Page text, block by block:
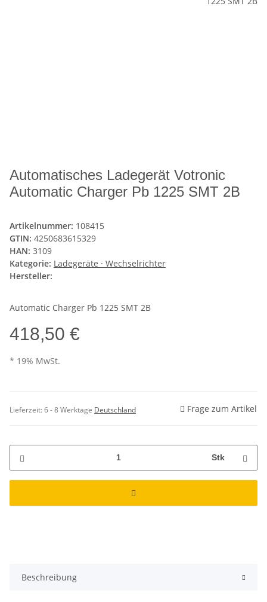
Automatisches Ladegerät Votronic
Automatic Charger Pb 1225 SMT 2B
Artikelnummer: 108415
GTIN: 4250683615329
HAN: 3109
Kategorie: Ladegeräte · Wechselrichter
Hersteller:
Automatic Charger Pb 1225 SMT 2B
418,50 €
* 19% MwSt.
Lieferzeit:6 - 8 Werktage Deutschland Frage zum Artikel
Stk
Beschreibung